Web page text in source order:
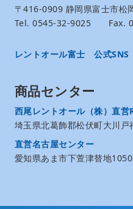
〒416-0909 静岡県富士市松
Tel. 0545-32-9025 Fax.
レントオール富士 公式SNS
商品センター
西尾レントオール（株）直営
埼玉県北葛飾郡松伏町大川戸
直営名古屋センター
愛知県あま市下萱津替地1050